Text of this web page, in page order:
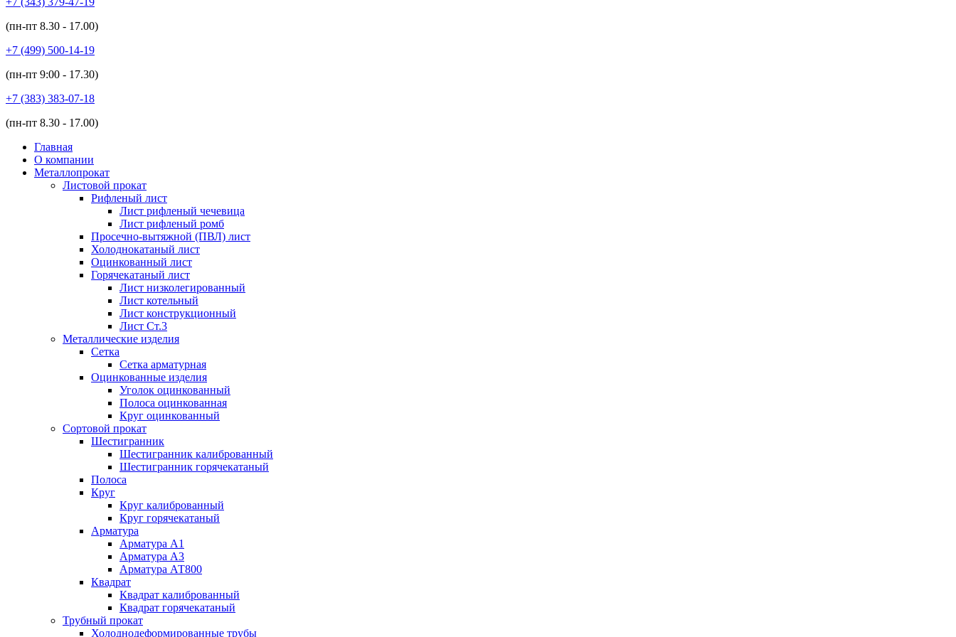
(пн-пт 8.30 - 17.00)
+7 (499) 500-14-19
(пн-пт 9:00 - 17.30)
+7 (383) 383-07-18
(пн-пт 8.30 - 17.00)
Главная
О компании
Металлопрокат
Листовой прокат
Рифленый лист
Лист рифленый чечевица
Лист рифленый ромб
Просечно-вытяжной (ПВЛ) лист
Холоднокатаный лист
Оцинкованный лист
Горячекатаный лист
Лист низколегированный
Лист котельный
Лист конструкционный
Лист Ст.3
Металлические изделия
Сетка
Сетка арматурная
Оцинкованные изделия
Уголок оцинкованный
Полоса оцинкованная
Круг оцинкованный
Сортовой прокат
Шестигранник
Шестигранник калиброванный
Шестигранник горячекатаный
Полоса
Круг
Круг калиброванный
Круг горячекатаный
Арматура
Арматура А1
Арматура А3
Арматура АТ800
Квадрат
Квадрат калиброванный
Квадрат горячекатаный
Трубный прокат
Холоднодеформированные трубы